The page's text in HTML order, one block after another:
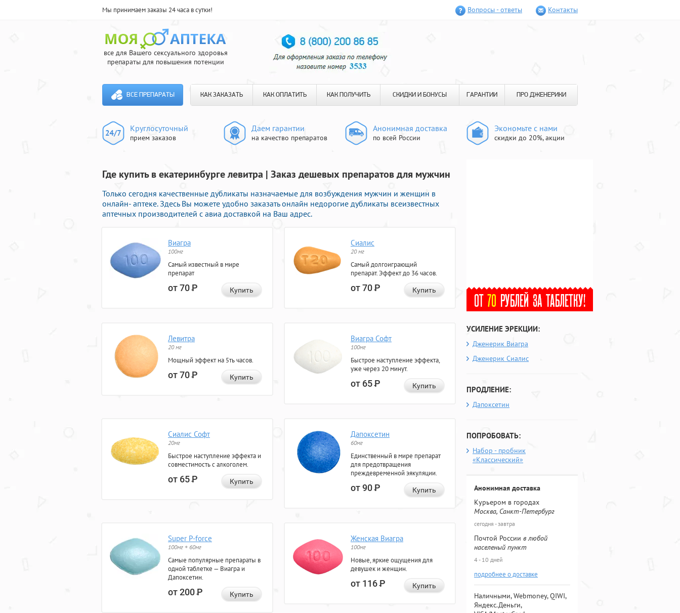
Мы принимаем заказы 24 часа в сутки! Вопросы - ответы Контакты
все для Вашего сексуального здоровья
препараты для повышения потенции
ВСЕ ПРЕПАРАТЫ КАК ЗАКАЗАТЬ КАК ОПЛАТИТЬ КАК ПОЛУЧИТЬ СКИДКИ И БОНУСЫ ГАРАНТИИ ПРО ДЖЕНЕРИКИ
Круглосуточный
прием заказов
Даем гарантии
на качество препаратов
Анонимная доставка
по всей России
Экономьте с нами
скидки до 20%, акции
Где купить в екатеринбурге левитра | Заказ дешевых препаратов для мужчин
Только сегодня качественные дубликаты назначаемые для возбуждения мужчин и женщин в
онлайн- аптеке. Здесь Вы можете удобно заказать онлайн недорогие дубликаты всеизвестных
аптечных производителей с авиа доставкой на Ваш адрес.
Виагра
100мг
Самый известный в мире
препарат
от 70Р Купить
Сиалис
20 мг
Самый долгоиграющий
препарат. Эффект до 36 часов.
от 70Р Купить
Левитра
20 мг
Мощный эффект на 5ть часов.
от 70Р Купить
Виагра Софт
100мг
Быстрое наступление эффекта,
уже через 20 минут.
от 65Р Купить
Сиалис Софт
20мг
Быстрое наступление эффекта и
совместимость с алкоголем.
от 65Р Купить
Дапоксетин
60мг
Единственный в мире препарат
для предотвращения
преждевременной эякуляции.
от 90Р Купить
Super P-force
100мг + 60мг
Самые популярные препараты в
одной таблетке — Виагра и
Дапоксетин.
от 200Р Купить
Женская Виагра
100мг
Новые, яркие ощущения для
девушек и женщин.
от 116Р Купить
УСИЛЕНИЕ ЭРЕКЦИИ:
Дженерик Виагра
Дженерик Сиалис
ПРОДЛЕНИЕ:
Дапоксетин
ПОПРОБОВАТЬ:
Набор - пробник
«Классический»
Анонимная доставка
Курьером в городах
Москва, Санкт-Петербург
сегодня - завтра
Почтой России в любой
населеный пункт
4 - 10 дней
подробнее о доставке
Наличными, Webmoney, QIWI,
Яндекс.Деньги,